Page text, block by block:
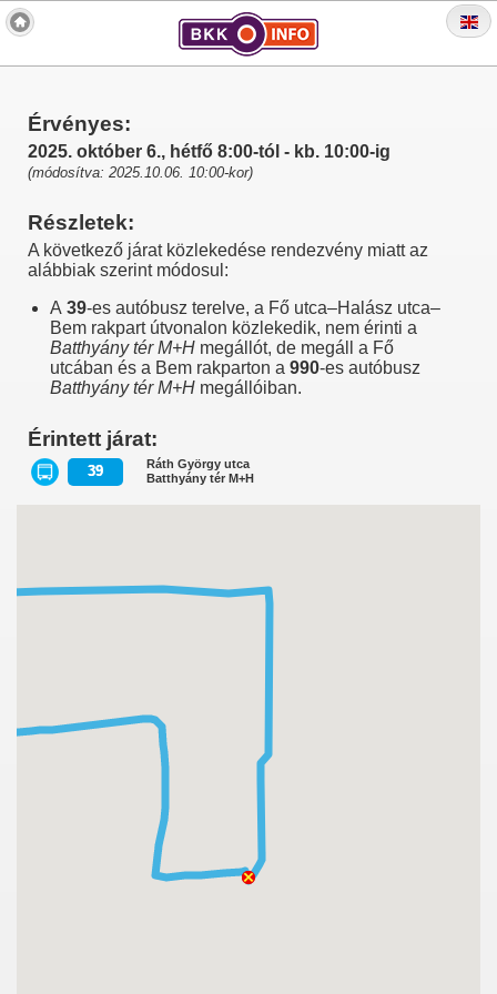
Érvényes:
2025. október 6., hétfő 8:00-tól - kb. 10:00-ig
(módosítva: 2025.10.06. 10:00-kor)
Részletek:
A következő járat közlekedése rendezvény miatt az
alábbiak szerint módosul:
A 39-es autóbusz terelve, a Fő utca–Halász utca–
Bem rakpart útvonalon közlekedik, nem érinti a
Batthyány tér M+H megállót, de megáll a Fő
utcában és a Bem rakparton a 990-es autóbusz
Batthyány tér M+H megállóiban.
Érintett járat:
39
Ráth György utca
Batthyány tér M+H